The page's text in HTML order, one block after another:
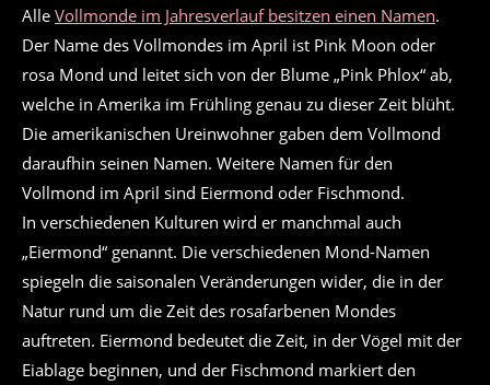
Alle Vollmonde im Jahresverlauf besitzen einen Namen.
Der Name des Vollmondes im April ist Pink Moon oder
rosa Mond und leitet sich von der Blume „Pink Phlox“ ab,
welche in Amerika im Frühling genau zu dieser Zeit blüht.
Die amerikanischen Ureinwohner gaben dem Vollmond
daraufhin seinen Namen. Weitere Namen für den
Vollmond im April sind Eiermond oder Fischmond.
In verschiedenen Kulturen wird er manchmal auch
„Eiermond“ genannt. Die verschiedenen Mond-Namen
spiegeln die saisonalen Veränderungen wider, die in der
Natur rund um die Zeit des rosafarbenen Mondes
auftreten. Eiermond bedeutet die Zeit, in der Vögel mit der
Eiablage beginnen, und der Fischmond markiert den